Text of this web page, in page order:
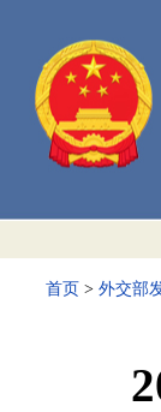
首页 > 外交部